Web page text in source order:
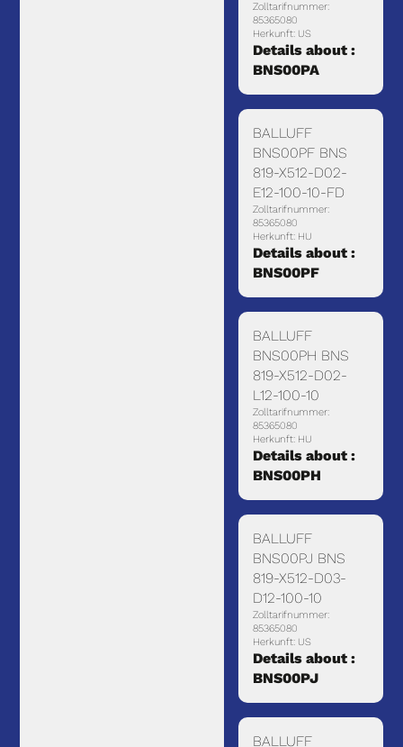
Zolltarifnummer:
85365080
Herkunft: US
Details about :
BNS00PA
BALLUFF
BNS00PF BNS
819-X512-D02-
E12-100-10-FD
Zolltarifnummer:
85365080
Herkunft: HU
Details about :
BNS00PF
BALLUFF
BNS00PH BNS
819-X512-D02-
L12-100-10
Zolltarifnummer:
85365080
Herkunft: HU
Details about :
BNS00PH
BALLUFF
BNS00PJ BNS
819-X512-D03-
D12-100-10
Zolltarifnummer:
85365080
Herkunft: US
Details about :
BNS00PJ
BALLUFF